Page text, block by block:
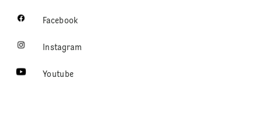
Facebook
Instagram
Youtube